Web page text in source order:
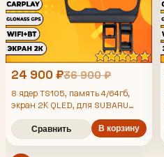
24 900 ₽36 900 ₽
8 ядер TS105, память 4/64гб,
экран 2К QLED, для SUBARU
FORESTER (2015-2019) / XV,
Android магнитола
Сравнить В корзину